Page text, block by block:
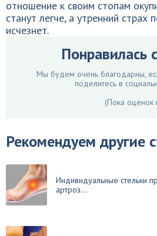
отношение к своим стопам
станут легче, а утренний
исчезнет.
Понравилась
Мы будем очень благодарны,
поделитесь в
(Пока оценок
Рекомендуем другие
Индивидуальные стельки
артроз...